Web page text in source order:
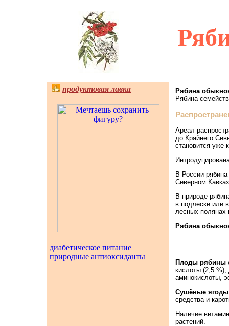
продуктовая лавка
диабетическое питание
природные антиоксиданты
Рябина
Рябина
Ареал
до Крайнего
становится уже
В России
Северном
В природе
в подлеске или
лесных полянах
Рябина
Плоды рябины
кислоты (2,5 %),
аминокислоты,
Сушёные
средства и
Наличие
растений.